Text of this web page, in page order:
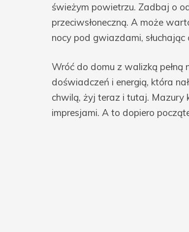
świeżym powietrzu. Zadbaj o
przeciwsłoneczną. A może
nocy pod gwiazdami,
Wróć do domu z walizką pełną
doświadczeń i energią, która
chwilą, żyj teraz i tutaj. Mazury
impresjami. A to dopiero